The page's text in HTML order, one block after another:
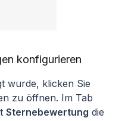
konfigurieren
wurde, klicken Sie
zu öffnen. Im Tab
Sternebewertung die